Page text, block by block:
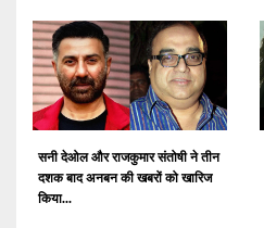
सनी देओल और राजकुमार संतोषी ने तीन
दशक बाद अनबन की खबरों को खारिज
किया...